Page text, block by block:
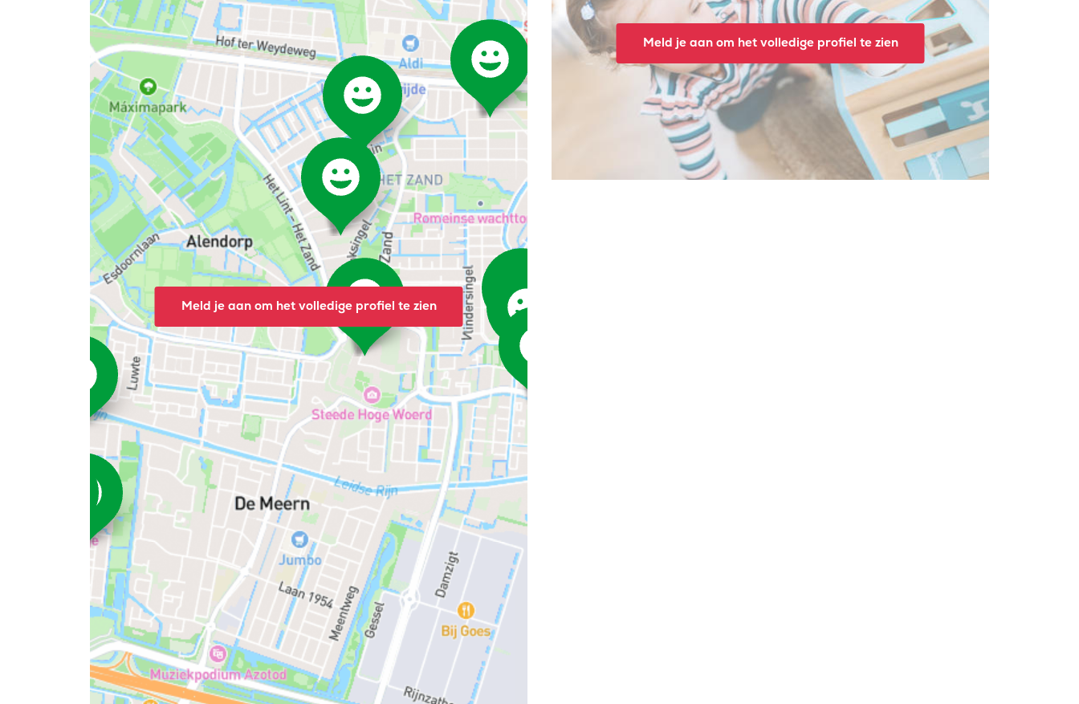
Meld je aan om het volledige profiel te zien
Meld je aan om het volledige profiel te zien